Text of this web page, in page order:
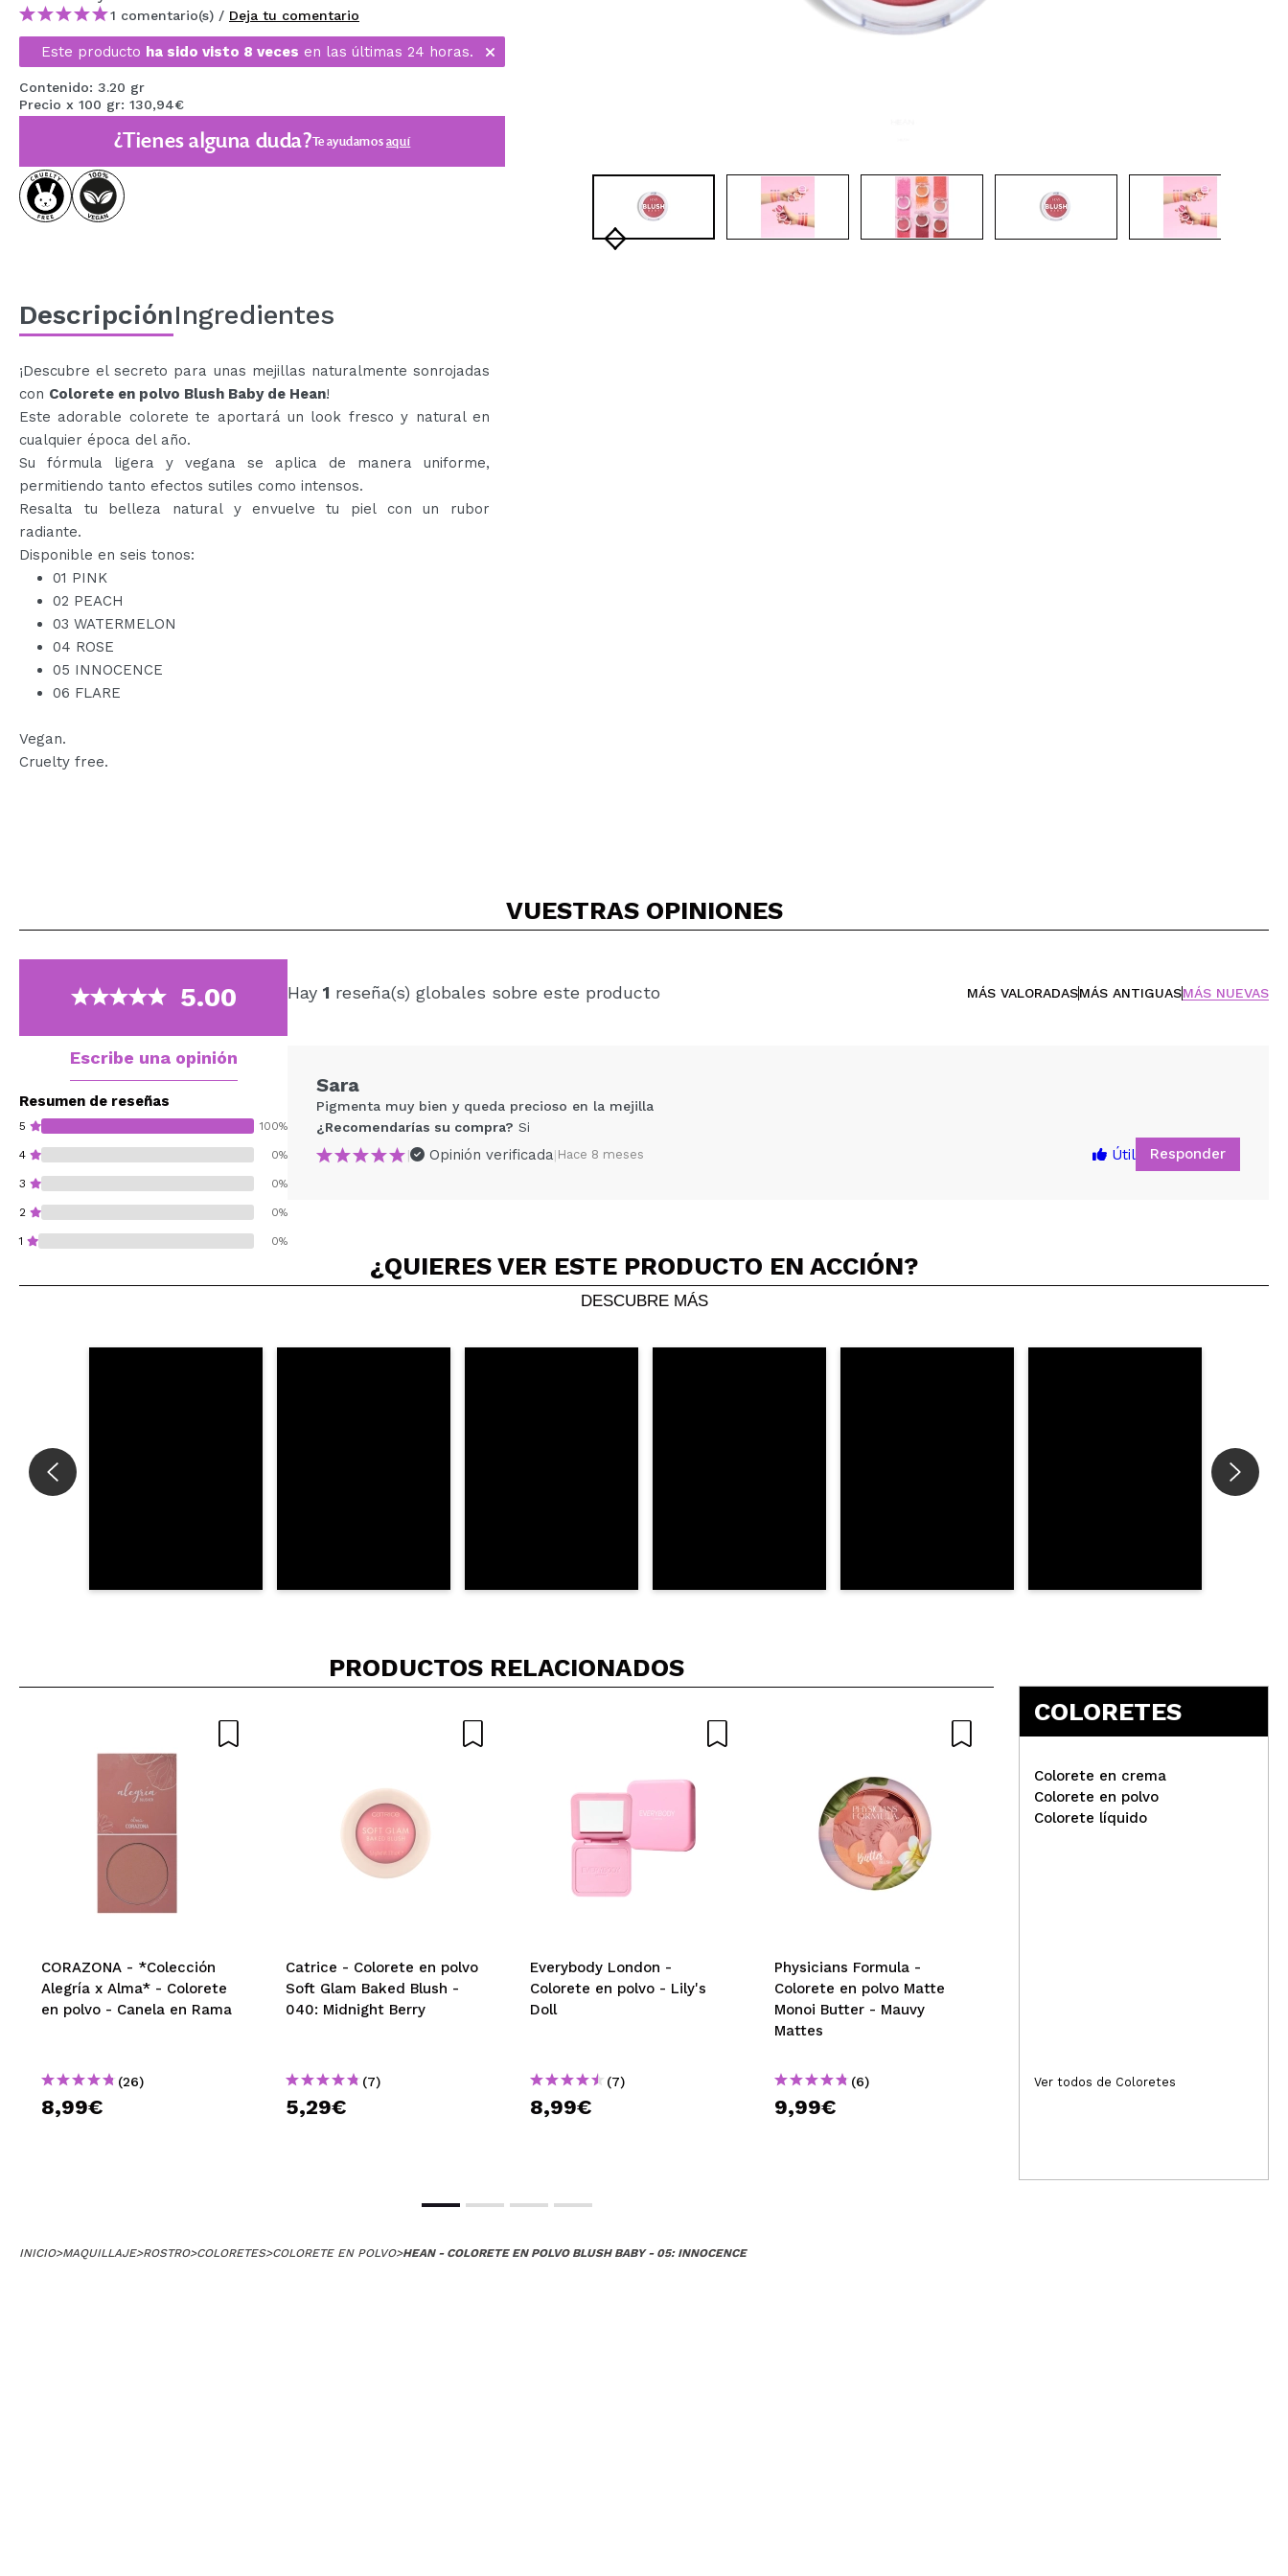
MAQUIFARMA
KOREA ZONE
TRAVEL SIZE
OFERTAS
PRÓXIMAMENTE
1 comentario(s) / Deja tu comentario
Este producto ha sido visto 8 veces en las últimas 24 horas.
Contenido: 3.20 gr
Precio x 100 gr: 130,94€
¿Tienes alguna duda?Te ayudamosaquí
DescripciónIngredientes
¡Descubre el secreto para unas mejillas naturalmente sonrojadas
con Colorete en polvo Blush Baby de Hean!
Este adorable colorete te aportará un look fresco y natural en
cualquier época del año.
Su fórmula ligera y vegana se aplica de manera uniforme,
permitiendo tanto efectos sutiles como intensos.
Resalta tu belleza natural y envuelve tu piel con un rubor
radiante.
Disponible en seis tonos:
01 PINK
02 PEACH
03 WATERMELON
04 ROSE
05 INNOCENCE
06 FLARE
Vegan.
Cruelty free.
VUESTRAS OPINIONES
5.00
Escribe una opinión
Resumen de reseñas
5 100%
4 0%
3 0%
2 0%
1 0%
Hay 1 reseña(s) globales sobre este producto MÁS VALORADASMÁS ANTIGUASMÁS NUEVAS
Compartir un vídeo o una foto
Tu vídeo podría ser el primero. Imagínatelo...
¿Recomendarías su compra? Si No 5/5
Sara
Pigmenta muy bien y queda precioso en la mejilla
¿Recomendarías su compra? Si
|
Opinión verificada| Hace 8 meses Útil Responder
¿QUIERES VER ESTE PRODUCTO EN ACCIÓN?
DESCUBRE MÁS
PRODUCTOS RELACIONADOS
CORAZONA - *Colección
Alegría x Alma* - Colorete
en polvo - Canela en Rama
(26)
8,99€
Catrice - Colorete en polvo
Soft Glam Baked Blush -
040: Midnight Berry
(7)
5,29€
Everybody London -
Colorete en polvo - Lily's
Doll
(7)
8,99€
Physicians Formula -
Colorete en polvo Matte
Monoi Butter - Mauvy
Mattes
(6)
9,99€
(5)
COLORETES
Colorete en crema
Colorete en polvo
Colorete líquido
Ver todos de Coloretes
INICIO>MAQUILLAJE>ROSTRO>COLORETES>COLORETE EN POLVO>HEAN - COLORETE EN POLVO BLUSH BABY - 05: INNOCENCE